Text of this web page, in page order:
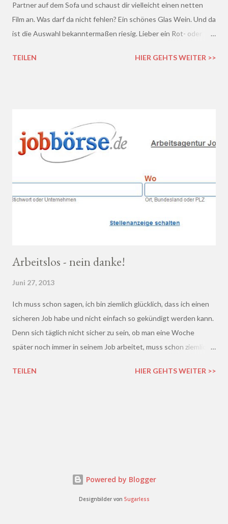
Partner auf dem Sofa und schaust dir vielleicht einen netten
Film an. Was darf da nicht fehlen? Ein schönes Glas Wein. Und da
ist die Auswahl bekanntermaßen riesig. Lieber ein Rot- oder
lieblich? Du hast die Qual der Wahl :D Wenn du so wie ich kaum
TEILEN HIER GEHTS WEITER >>
Arbeitslos - nein danke!
Juni 27, 2013
Ich muss schon sagen, ich bin ziemlich glücklich, dass ich einen
sicheren Job habe und nicht einfach so gekündigt werden kann.
Denn sich täglich nicht sicher zu sein, ob man eine Woche
später noch immer in seinem Job arbeitet, muss schon ziemlich
derzeitigen Situation kommt es ja leider gar nicht so wenig vor,
TEILEN HIER GEHTS WEITER >>
Powered by Blogger
Designbilder von 5ugarless